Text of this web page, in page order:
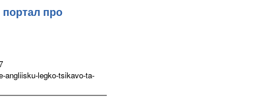
портал про
angliisku-legko-tsikavo-ta-